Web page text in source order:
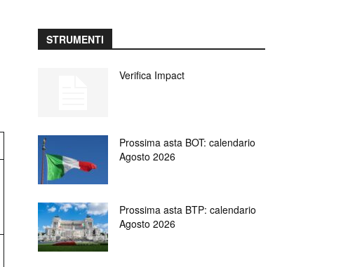
STRUMENTI
Verifica Impact
Prossima asta BOT: calendario
Agosto 2026
Prossima asta BTP: calendario
Agosto 2026